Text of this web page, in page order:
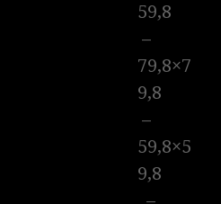
59,8
–
79,8×7
9,8
–
59,8×5
9,8